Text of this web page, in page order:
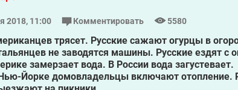
2018, 11:00 Комментировать 5580
трясет. Русские сажают огурцы в
не заводятся машины. Русские ездят с
замерзает вода. В России вода загустевает.
Йорке домовладельцы включают отопление.